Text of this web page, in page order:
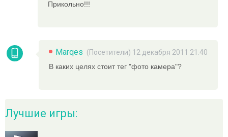
Прикольно!!!
Marqes (Посетители) 12 декабря 2011 21:40
В каких целях стоит тег "фото камера"?
Лучшие игры: